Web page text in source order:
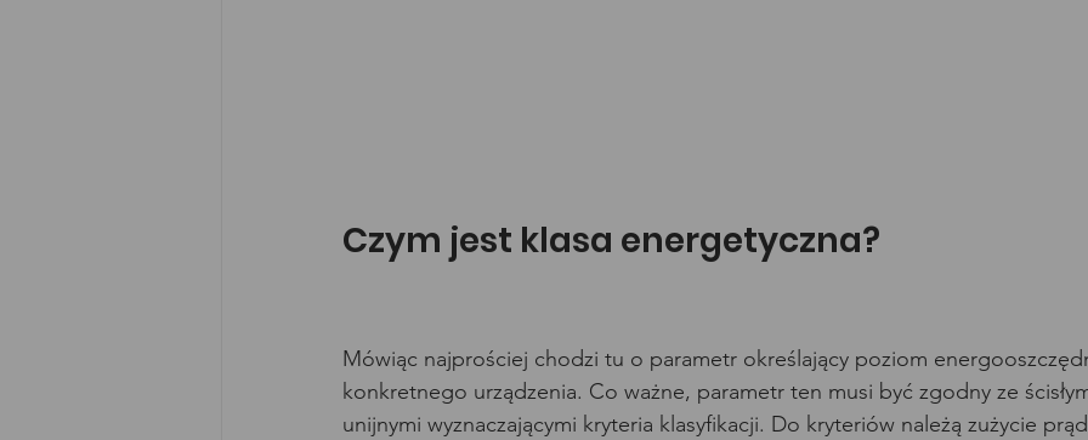
Czym jest klasa energetyczna?
Mówiąc najprościej chodzi tu o parametr określający poziom
konkretnego urządzenia. Co ważne, parametr ten musi być zgodny ze
unijnymi wyznaczającymi kryteria klasyfikacji. Do kryteriów należą zużycie